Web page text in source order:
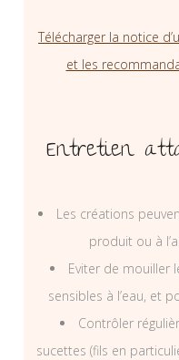
Télécharger la notice
et les
Entretien
Les créations
produit ou à
Eviter de mouiller
sensibles à l’eau, et
Contrôler
sucettes (fils en